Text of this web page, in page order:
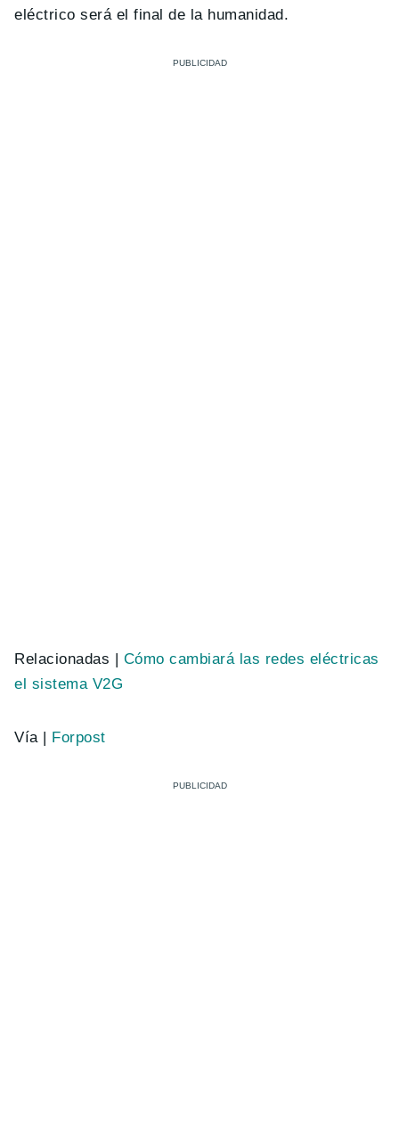
eléctrico será el final de la humanidad.
Relacionadas | Cómo cambiará las redes eléctricas
el sistema V2G
Vía | Forpost